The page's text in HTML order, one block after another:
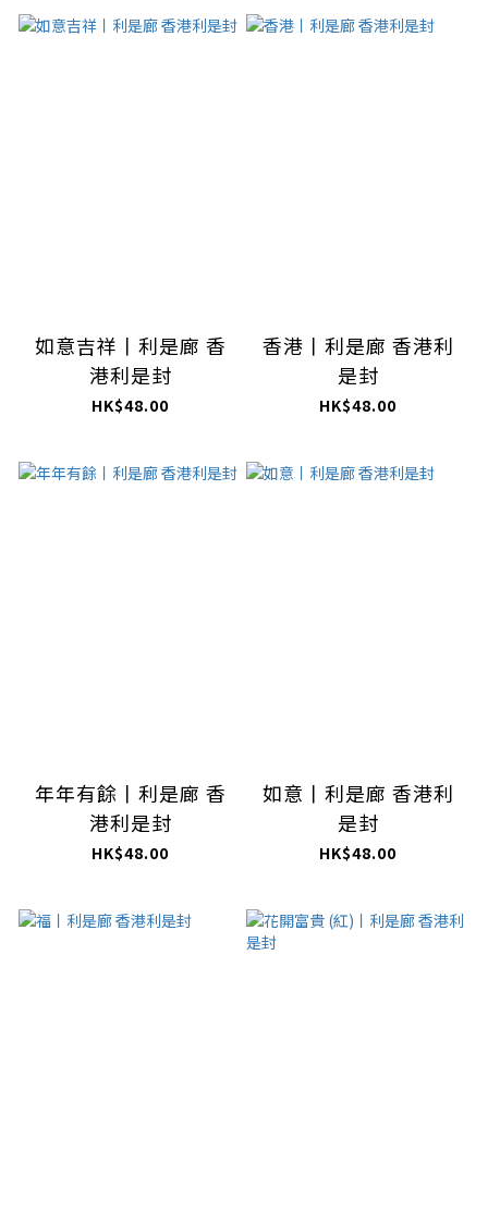
如意吉祥丨利是廊 香
港利是封
HK$48.00
香港丨利是廊 香港利
是封
HK$48.00
年年有餘丨利是廊 香
港利是封
HK$48.00
如意丨利是廊 香港利
是封
HK$48.00